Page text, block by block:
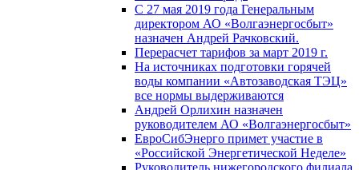
С 27 мая 2019 года Генеральным
директором АО «Волгаэнергосбыт»
назначен Андрей Рачковский.
Перерасчет тарифов за март 2019 г.
На источниках подготовки горячей
воды компании «Автозаводская ТЭЦ»
все нормы выдерживаются
Андрей Орлихин назначен
руководителем АО «Волгаэнергосбыт»
ЕвроСибЭнерго примет участие в
«Российской Энергетической Неделе»